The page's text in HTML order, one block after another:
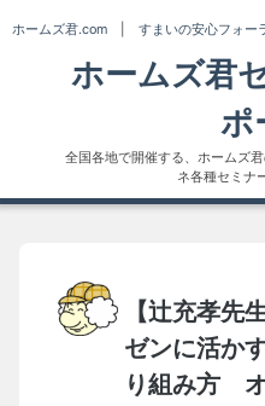
to
ホームズ君.com すまいの安心フォー
ホームズ君
ポ
全国各地で開催する、ホームズ
ネ各種セミナ
【辻充孝先
ゼンに活か
り組み方